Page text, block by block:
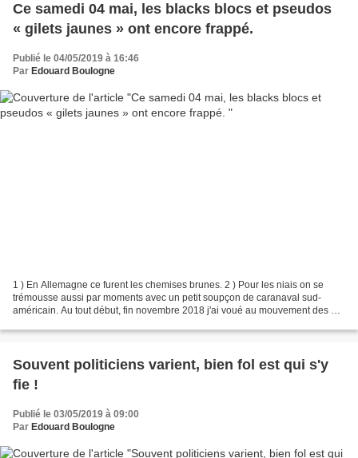
Ce samedi 04 mai, les blacks blocs et pseudos
« gilets jaunes » ont encore frappé.
Publié le 04/05/2019 à 16:46
Par Edouard Boulogne
1 ) En Allemagne ce furent les chemises brunes. 2 ) Pour les niais on se
trémousse aussi par moments avec un petit soupçon de caranaval sud-
américain. Au tout début, fin novembre 2018 j'ai voué au mouvement des «
Souvent politiciens varient, bien fol est qui s'y
fie !
Publié le 03/05/2019 à 09:00
Par Edouard Boulogne